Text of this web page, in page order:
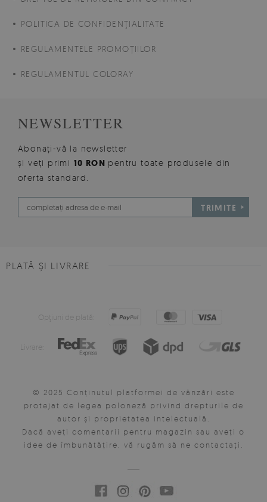
POLITICA DE CONFIDENŢIALITATE
REGULAMENTELE PROMOȚIILOR
REGULAMENTUL COLORAY
NEWSLETTER
Abonați-vă la newsletter
și veți primi 10 RON pentru toate produsele din
oferta standard.
TRIMITE
PLATĂ ȘI LIVRARE
Opţiuni de plată:
Livrare:
© 2025 Conținutul platformei de vânzări este
protejat de legea poloneză privind drepturile de
autor și proprietatea intelectuală.
Dacă aveți comentarii pentru magazin sau aveți o
idee de îmbunătățire, vă rugăm să ne contactați.